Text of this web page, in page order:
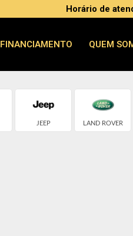
Horário de
FINANCIAMENTO QUEM
JEEP LAND ROVER